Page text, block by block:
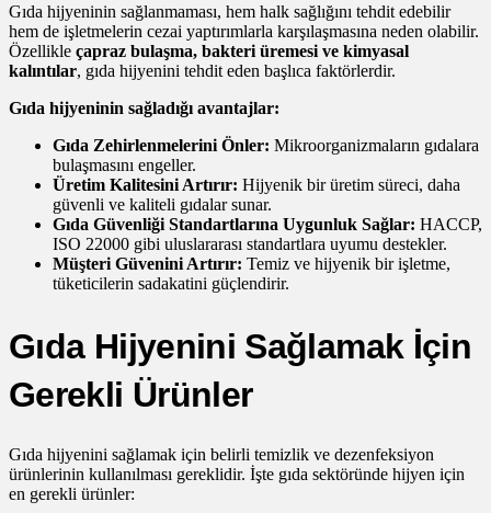
Gıda hijyeninin sağlanmaması, hem halk sağlığını tehdit edebilir
hem de işletmelerin cezai yaptırımlarla karşılaşmasına neden olabilir.
Özellikle çapraz bulaşma, bakteri üremesi ve kimyasal
kalıntılar, gıda hijyenini tehdit eden başlıca faktörlerdir.
Gıda hijyeninin sağladığı avantajlar:
Gıda Zehirlenmelerini Önler: Mikroorganizmaların gıdalara
bulaşmasını engeller.
Üretim Kalitesini Artırır: Hijyenik bir üretim süreci, daha
güvenli ve kaliteli gıdalar sunar.
Gıda Güvenliği Standartlarına Uygunluk Sağlar: HACCP,
ISO 22000 gibi uluslararası standartlara uyumu destekler.
Müşteri Güvenini Artırır: Temiz ve hijyenik bir işletme,
tüketicilerin sadakatini güçlendirir.
Gıda Hijyenini Sağlamak İçin
Gerekli Ürünler
Gıda hijyenini sağlamak için belirli temizlik ve dezenfeksiyon
ürünlerinin kullanılması gereklidir. İşte gıda sektöründe hijyen için
en gerekli ürünler: